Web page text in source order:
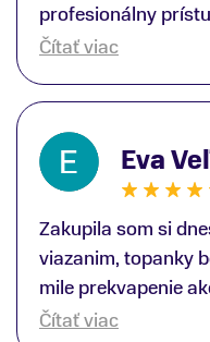
profesionálny
ďakujem
lyžiarskej obuvi,
Atomic; Pán Martin
odbornosťou otvoril
som sa, vďaka
zákazníkovi, up-to-
trendoch v
predajne NajŠport
nového lyžiarského
Čítať viac
Eva
Zakupila som si
viazanim, topanky
mile prekvapenie
obsluhoval mal
Čítať viac